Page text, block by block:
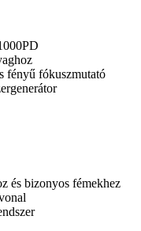
fényű fókuszmutató
és bizonyos fémekhez